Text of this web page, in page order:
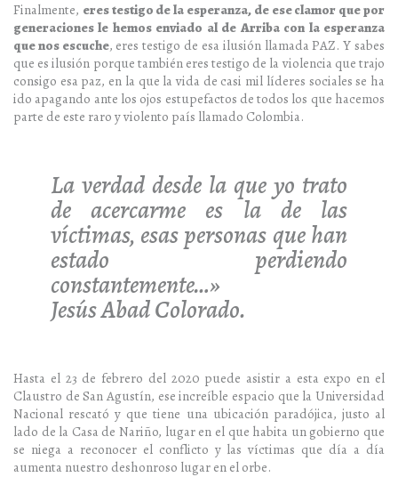
Finalmente, eres testigo de la esperanza, de ese clamor que por
generaciones le hemos enviado al de Arriba con la esperanza
que nos escuche, eres testigo de esa ilusión llamada PAZ. Y sabes
que es ilusión porque también eres testigo de la violencia que trajo
consigo esa paz, en la que la vida de casi mil líderes sociales se ha
ido apagando ante los ojos estupefactos de todos los que hacemos
parte de este raro y violento país llamado Colombia.
La verdad desde la que yo trato
de acercarme es la de las
víctimas, esas personas que han
estado perdiendo
constantemente…»
Jesús Abad Colorado.
Hasta el 23 de febrero del 2020 puede asistir a esta expo en el
Claustro de San Agustín, ese increíble espacio que la Universidad
Nacional rescató y que tiene una ubicación paradójica, justo al
lado de la Casa de Nariño, lugar en el que habita un gobierno que
se niega a reconocer el conflicto y las víctimas que día a día
aumenta nuestro deshonroso lugar en el orbe.